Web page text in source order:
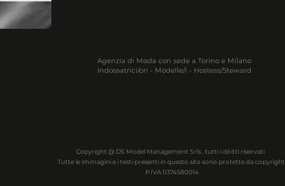
Agenzia di Moda con sede a Torino e Milano
Indossatrici/ori - Modelle/i - Hostess/Steward
Copyright @ DS Model Management Srls , tutti i diritti riservati.
Tutte le immagini e i testi presenti in questo sito sono protette da copyright
P.IVA 11374580014